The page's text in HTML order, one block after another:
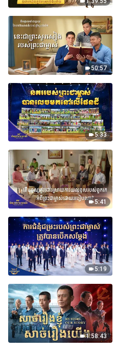
50:57
5:33
5:41
5:19
1:58:43